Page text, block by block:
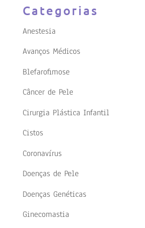
Categorias
Anestesia
Avanços Médicos
Blefarofimose
Câncer de Pele
Cirurgia Plástica Infantil
Cistos
Coronavírus
Doenças de Pele
Doenças Genéticas
Ginecomastia